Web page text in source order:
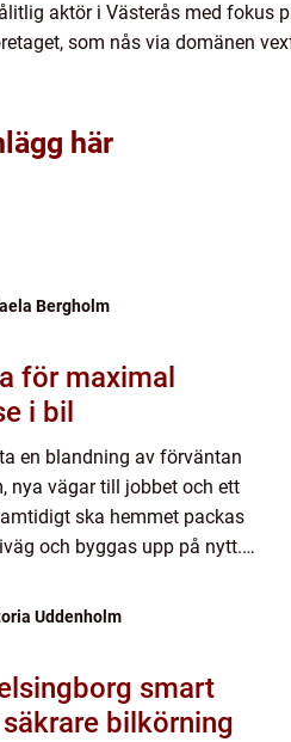
aktör i Västerås med fokus
som nås via domänen
här
Bergholm
för maximal
i bil
en blandning av förväntan
nya vägar till jobbet och ett
ska hemmet packas
och byggas upp på nytt.
Uddenholm
smart
bilkörning